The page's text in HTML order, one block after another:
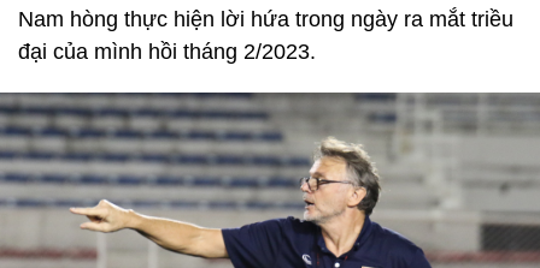
Nam hòng thực hiện lời hứa trong ngày ra mắt triều
đại của mình hồi tháng 2/2023.